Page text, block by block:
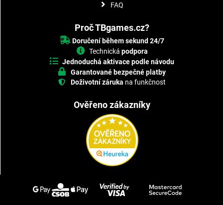
FAQ
Proč TBgames.cz?
Doručení během sekund 24/7
Technická podpora
Jednoduchá aktivace podle návodu
Garantované bezpečné platby
Doživotní záruka na funkčnost
Ověřeno zákazníky